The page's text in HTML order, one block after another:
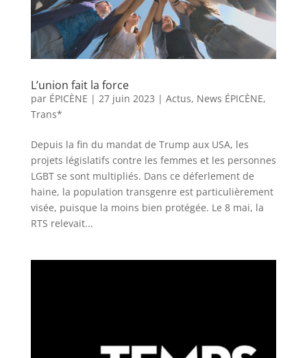
L’union fait la force
par ÉPICÈNE | 27 juin 2023 | Actus, News ÉPICÈNE,
Trans*
Depuis la fin du mandat de Trump aux USA, les
projets législatifs contre les femmes et les personnes
LGBT se sont multipliés. Dans ce déferlement de
haine, la population transgenre est particulièrement
visée, puisque la moins bien protégée. Le 8 mai, la
RTS relevait...